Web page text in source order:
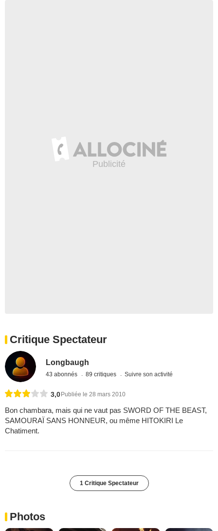
Critique Spectateur
Longbaugh
43 abonnés 89 critiques Suivre son activité
3,0 Publiée le 28 mars 2010
Bon chambara, mais qui ne vaut pas SWORD OF THE BEAST,
SAMOURAÏ SANS HONNEUR, ou même HITOKIRI Le
Chatiment.
1 Critique Spectateur
Photos